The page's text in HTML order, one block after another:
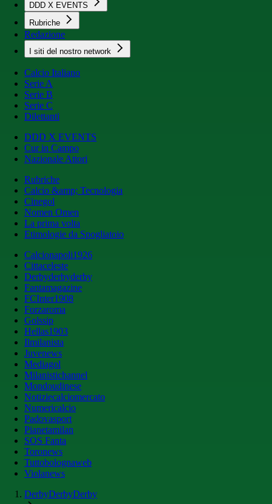
DDD X EVENTS
Rubriche
Redazione
I siti del nostro network
Calcio Italiano
Serie A
Serie B
Serie C
Dilettanti
DDD X EVENTS
Cur in Campo
Nazionale Attori
Rubriche
Calcio &amp; Tecnologia
Cinegol
Nomen Omen
La prima volta
Etimologie da Spogliatoio
Calcionapoli1926
Cittaceleste
Derbyderbyderby
Fantamagazine
FCInter1908
Forzaroma
Golssip
Hellas1903
Ilmilanista
Juvenews
Mediagol
Milanistichannel
Mondoudinese
Notiziecalciomercato
Numericalcio
Padovasport
Pianetamilan
SOS Fanta
Toronews
Tuttobolognaweb
Violanews
DerbyDerbyDerby